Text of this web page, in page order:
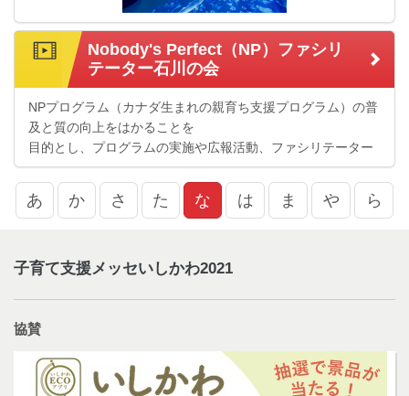
Nobody's Perfect（NP）ファシリ
テーター石川の会
NPプログラム（カナダ生まれの親育ち支援プログラム）の普
及と質の向上をはかることを
目的とし、プログラムの実施や広報活動、ファシリテーター
同士で情報交換会や研修会を
実施しています。
あ か さ た な は ま や ら
子育て支援メッセいしかわ2021
協賛